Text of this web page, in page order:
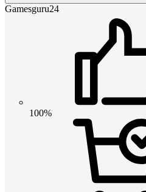
Gamesguru24
100%